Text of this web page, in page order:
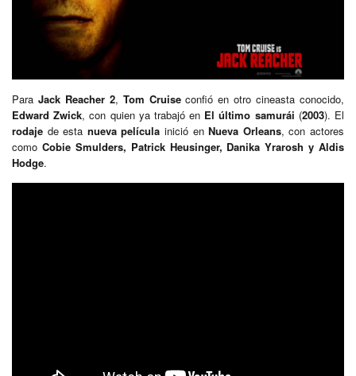
Para Jack Reacher 2, Tom Cruiseconfió en otro cineasta conocido,
Edward Zwick, con quien ya trabajó en El último samurái (2003). El
rodaje de esta nueva película inició enNueva Orleans, con actores
como Cobie Smulders, Patrick Heusinger, Danika Yrarosh y Aldis
Hodge.